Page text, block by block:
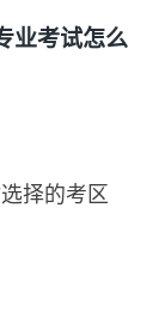
考试怎么
择的考区